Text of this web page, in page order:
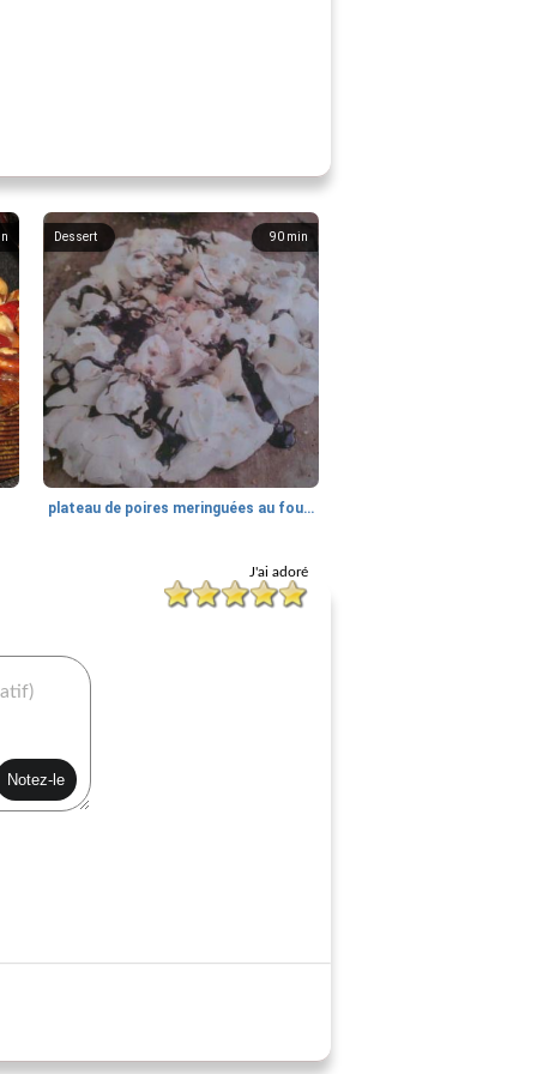
90 min
Dessert
plateau de poires meringuées au four, crème, noisettes grillées, chocolat
J'ai adoré